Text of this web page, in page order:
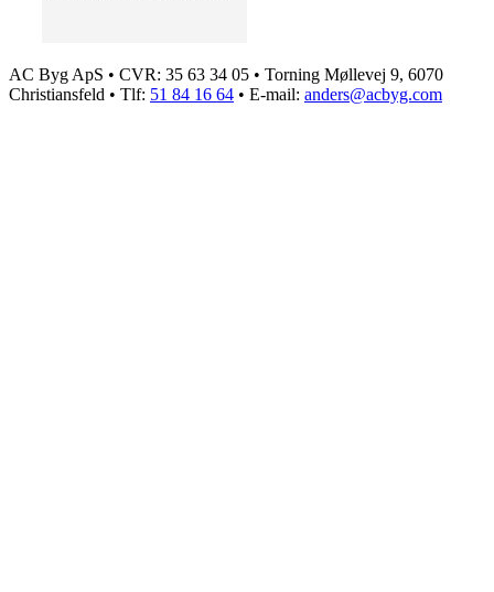
AC Byg ApS • CVR: 35 63 34 05 • Torning Møllevej 9, 6070
Christiansfeld • Tlf: 51 84 16 64 • E-mail: anders@acbyg.com